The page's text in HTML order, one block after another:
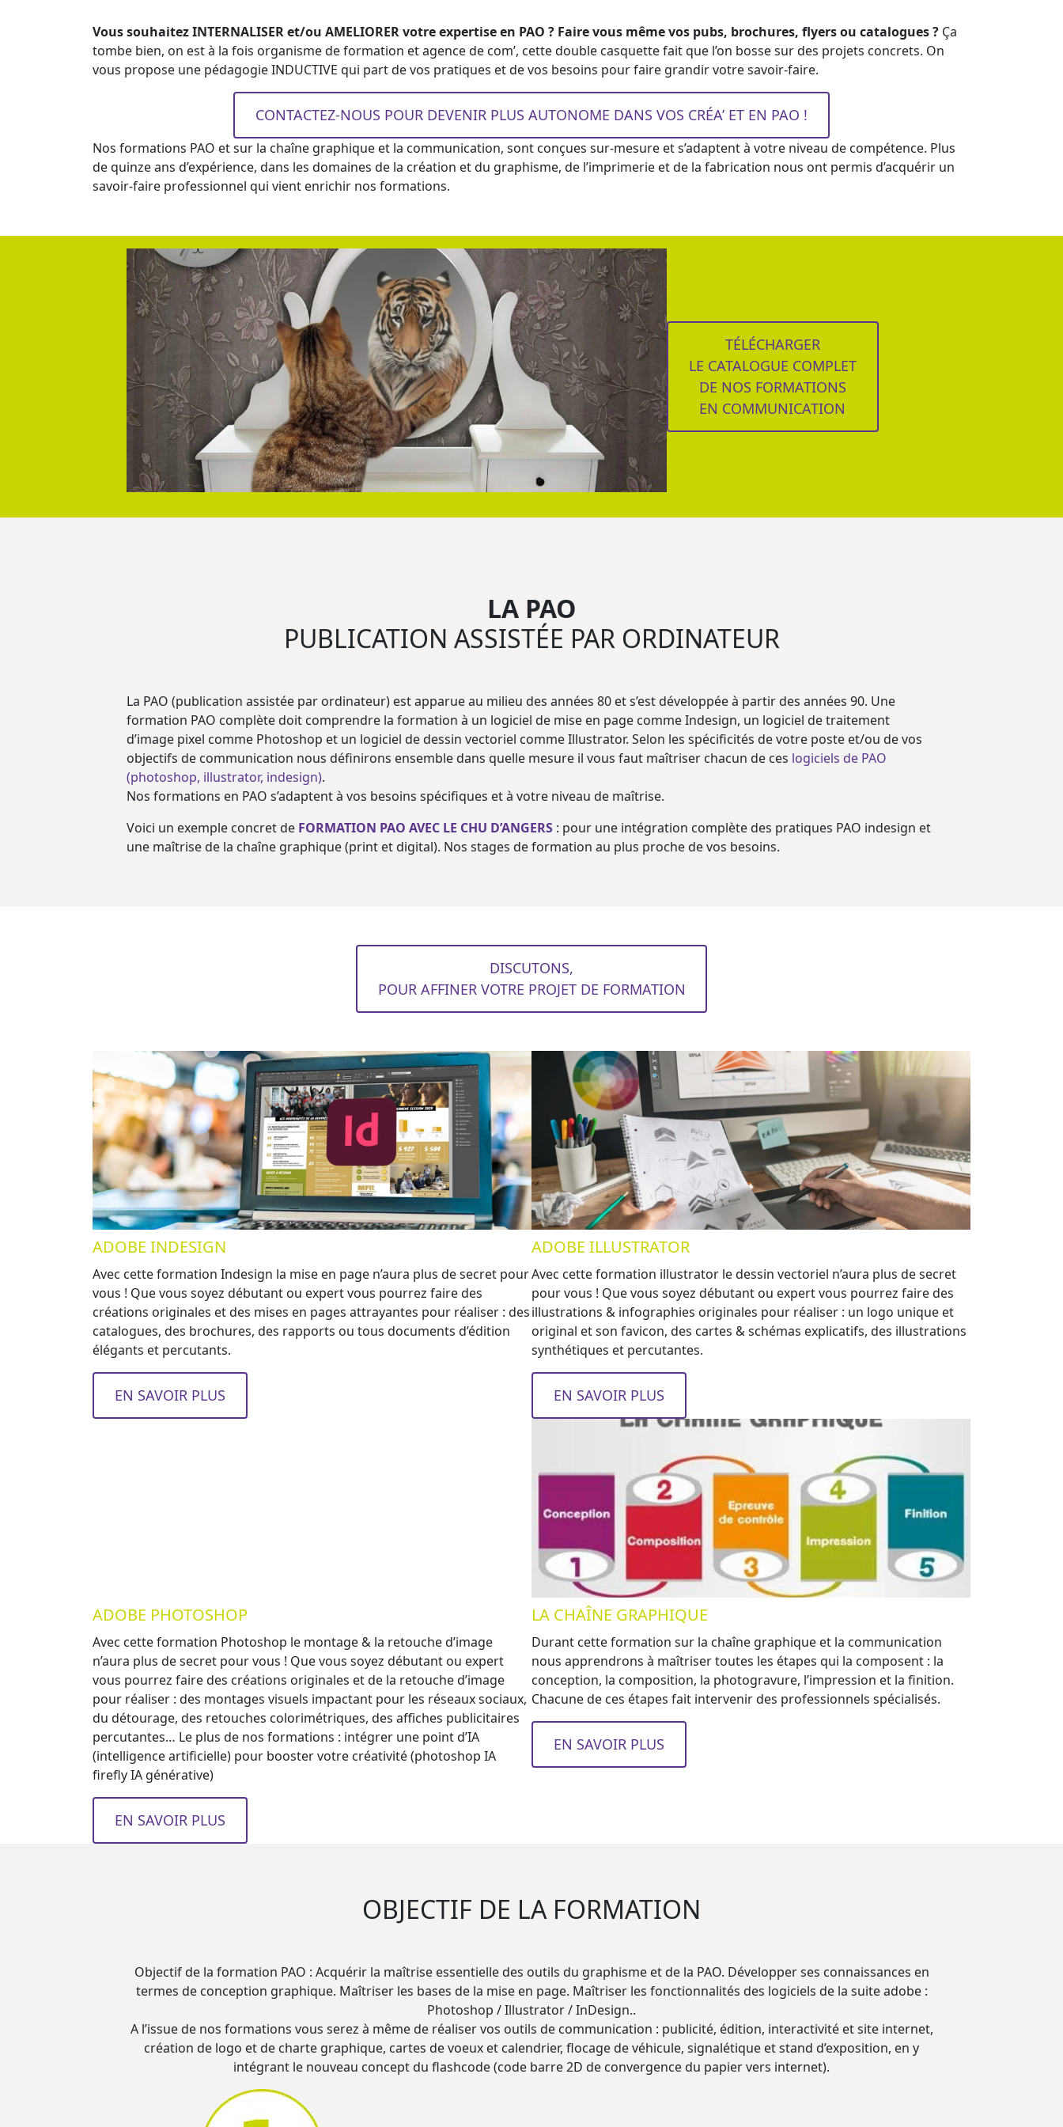
Vous souhaitez INTERNALISER et/ou AMELIORER votre expertise en PAO ? Faire vous même vos pubs, brochures, flyers ou catalogues ? Ça
tombe bien, on est à la fois organisme de formation et agence de com’, cette double casquette fait que l’on bosse sur des projets concrets. On
vous propose une pédagogie INDUCTIVE qui part de vos pratiques et de vos besoins pour faire grandir votre savoir-faire.
CONTACTEZ-NOUS POUR DEVENIR PLUS AUTONOME DANS VOS CRÉA’ ET EN PAO !
Nos formations PAO et sur la chaîne graphique et la communication, sont conçues sur-mesure et s’adaptent à votre niveau de compétence. Plus
de quinze ans d’expérience, dans les domaines de la création et du graphisme, de l’imprimerie et de la fabrication nous ont permis d’acquérir un
savoir-faire professionnel qui vient enrichir nos formations.
TÉLÉCHARGER
LE CATALOGUE COMPLET
DE NOS FORMATIONS
EN COMMUNICATION
LA PAO
PUBLICATION ASSISTÉE PAR ORDINATEUR
La PAO (publication assistée par ordinateur) est apparue au milieu des années 80 et s’est développée à partir des années 90. Une
formation PAO complète doit comprendre la formation à un logiciel de mise en page comme Indesign, un logiciel de traitement
d’image pixel comme Photoshop et un logiciel de dessin vectoriel comme Illustrator. Selon les spécificités de votre poste et/ou de vos
objectifs de communication nous définirons ensemble dans quelle mesure il vous faut maîtriser chacun de ces logiciels de PAO
(photoshop, illustrator, indesign).
Nos formations en PAO s’adaptent à vos besoins spécifiques et à votre niveau de maîtrise.
Voici un exemple concret de FORMATION PAO AVEC LE CHU D’ANGERS : pour une intégration complète des pratiques PAO indesign et
une maîtrise de la chaîne graphique (print et digital). Nos stages de formation au plus proche de vos besoins.
DISCUTONS,
POUR AFFINER VOTRE PROJET DE FORMATION
ADOBE INDESIGN
Avec cette formation Indesign la mise en page n’aura plus de secret pour
vous ! Que vous soyez débutant ou expert vous pourrez faire des
créations originales et des mises en pages attrayantes pour réaliser : des
catalogues, des brochures, des rapports ou tous documents d’édition
élégants et percutants.
EN SAVOIR PLUS
ADOBE ILLUSTRATOR
Avec cette formation illustrator le dessin vectoriel n’aura plus de secret
pour vous ! Que vous soyez débutant ou expert vous pourrez faire des
illustrations & infographies originales pour réaliser : un logo unique et
original et son favicon, des cartes & schémas explicatifs, des illustrations
synthétiques et percutantes.
EN SAVOIR PLUS
ADOBE PHOTOSHOP
Avec cette formation Photoshop le montage & la retouche d’image
n’aura plus de secret pour vous ! Que vous soyez débutant ou expert
vous pourrez faire des créations originales et de la retouche d’image
pour réaliser : des montages visuels impactant pour les réseaux sociaux,
du détourage, des retouches colorimétriques, des affiches publicitaires
percutantes… Le plus de nos formations : intégrer une point d’IA
(intelligence artificielle) pour booster votre créativité (photoshop IA
firefly IA générative)
EN SAVOIR PLUS
LA CHAÎNE GRAPHIQUE
Durant cette formation sur la chaîne graphique et la communication
nous apprendrons à maîtriser toutes les étapes qui la composent : la
conception, la composition, la photogravure, l’impression et la finition.
Chacune de ces étapes fait intervenir des professionnels spécialisés.
EN SAVOIR PLUS
OBJECTIF DE LA FORMATION
Objectif de la formation PAO : Acquérir la maîtrise essentielle des outils du graphisme et de la PAO. Développer ses connaissances en
termes de conception graphique. Maîtriser les bases de la mise en page. Maîtriser les fonctionnalités des logiciels de la suite adobe :
Photoshop / Illustrator / InDesign..
A l’issue de nos formations vous serez à même de réaliser vos outils de communication : publicité, édition, interactivité et site internet,
création de logo et de charte graphique, cartes de voeux et calendrier, flocage de véhicule, signalétique et stand d’exposition, en y
intégrant le nouveau concept du flashcode (code barre 2D de convergence du papier vers internet).